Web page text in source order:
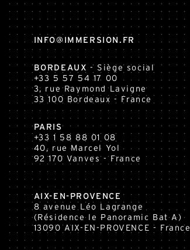
INFO@IMMERSION.FR
BORDEAUX - Siège social
+33 5 57 54 17 00
3, rue Raymond Lavigne
33 100 Bordeaux - France
PARIS
+33 1 58 88 01 08
40, rue Marcel Yol
92 170 Vanves - France
AIX-EN-PROVENCE
8 avenue Léo Lagrange
(Résidence le Panoramic Bat A)
13090 AIX-EN-PROVENCE - France